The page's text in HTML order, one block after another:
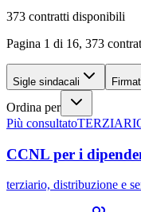
373 contratti disponibili
Pagina 1 di 16, 373
Sigle sindacali
Ordina per
Più consultato
CCNL per i
terziario, distribuzione e